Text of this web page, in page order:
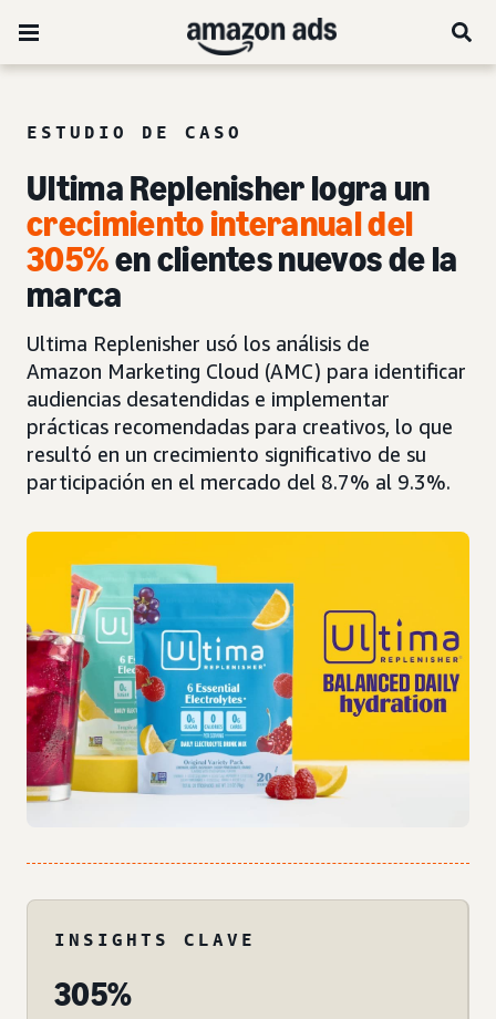
ESTUDIO DE CASO
Ultima Replenisher logra un
crecimiento interanual del
305%en clientes nuevos de la
marca
Ultima Replenisher usó los análisis de
Amazon Marketing Cloud (AMC) para identificar
audiencias desatendidas e implementar
prácticas recomendadas para creativos, lo que
resultó en un crecimiento significativo de su
participación en el mercado del 8.7% al 9.3%.
INSIGHTS CLAVE
305%